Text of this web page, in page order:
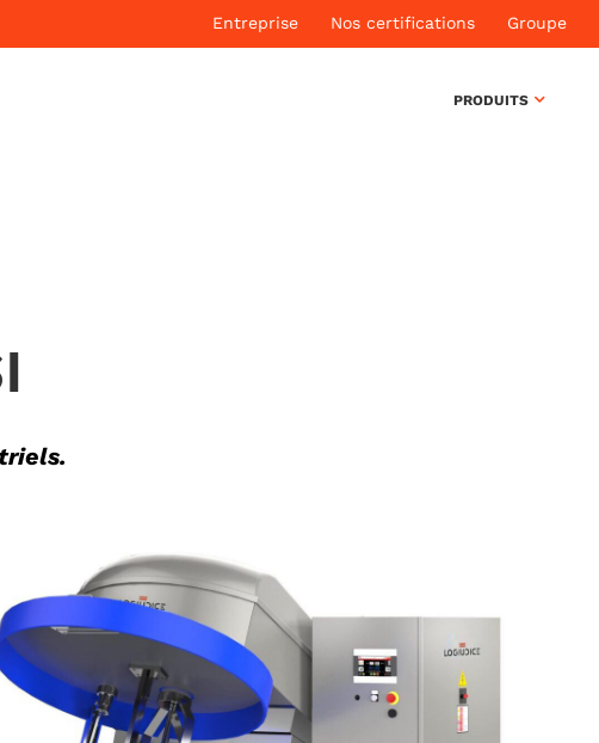
Entreprise Nos certifications Groupe
PRODUITS